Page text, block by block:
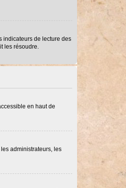
indicateurs de lecture des
les résoudre.
en haut de
administrateurs, les